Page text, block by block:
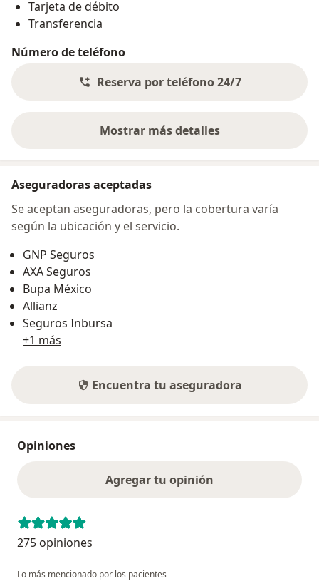
Tarjeta de débito
Transferencia
Número de teléfono
Reserva por teléfono 24/7
Mostrar más detalles
sobre la dirección
Aseguradoras aceptadas
Se aceptan aseguradoras, pero la cobertura varía
según la ubicación y el servicio.
GNP Seguros
AXA Seguros
Bupa México
Allianz
Seguros Inbursa
+1 más
Encuentra tu aseguradora
Opiniones
Agregar tu opinión
275 opiniones
Lo más mencionado por los pacientes